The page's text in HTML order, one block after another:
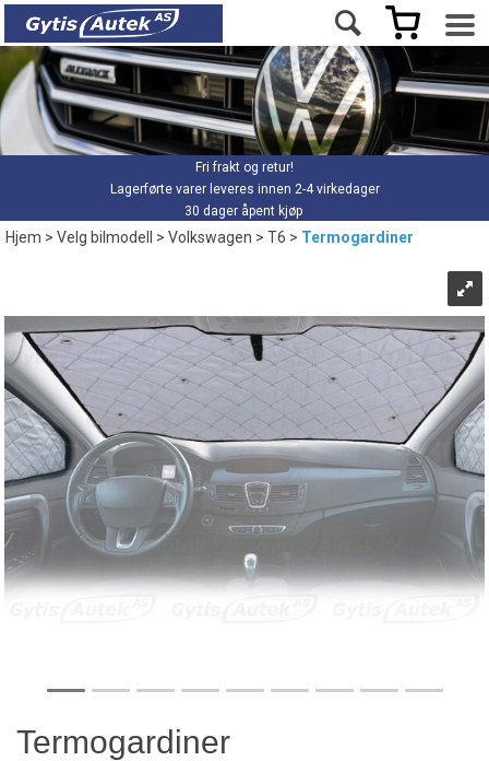
Fri frakt og retur!
Lagerførte varer leveres innen 2-4 virkedager
30 dager åpent kjøp
Hjem>Velg bilmodell >Volkswagen>T6>Termogardiner
Termogardiner